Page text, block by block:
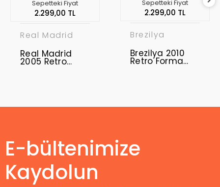
Sepetteki Fiyat
2.299,00 TL
Real Madrid
Real Madrid
2005 Retro
Sepetteki Fiyat
2.299,00 TL
Brezilya
Brezilya 2010
Retro Forma
E-bültenimize
Kaydolun